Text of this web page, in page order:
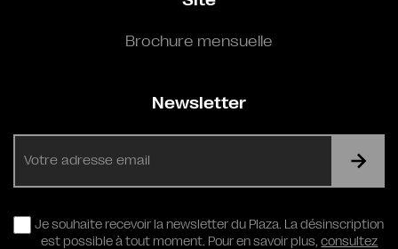
Brochure mensuelle
Newsletter
RGPD
Je souhaite recevoir la newsletter du Plaza. La désinscription
est possible à tout moment. Pour en savoir plus,consultez